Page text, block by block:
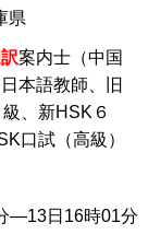
県
案内士（中国
本語教師、旧
、新HSK６
口試（高級）
―13日16時01分